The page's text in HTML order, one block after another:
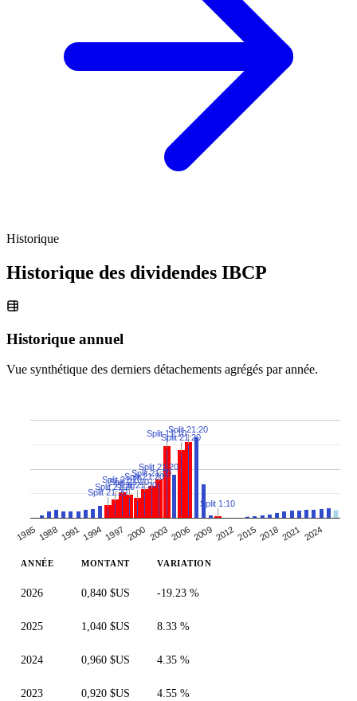
Historique
Historique des dividendes IBCP
Historique annuel
Vue synthétique des derniers détachements agrégés par année.
1985 1988 1991 1994 1997 2000 20032006 2009 20122015 20182021 2024
Split 21:20
Split 21:20
Split 21:20
Split 21:20
Split 21:20
Split 21:20
Split 21:20
Split 21:20
Split 11:10
Split 21:20
Split 21:20
Split 1:10
ANNÉE MONTANT VARIATION
2026 0,840 $US -19.23 %
2025 1,040 $US 8.33 %
2024 0,960 $US 4.35 %
2023 0,920 $US 4.55 %